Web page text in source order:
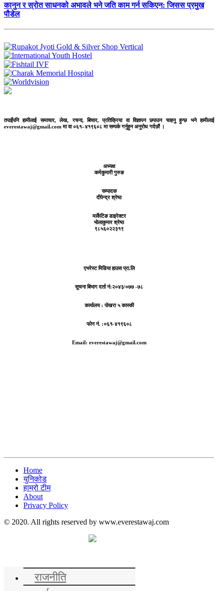
कानुन र स्रोत साधनको अभावले भने जति काम गर्न सकिएन: जिसस प्रमुख
पौडेल
तपाईंपनि हामीलाई समाचार, लेख, रचना, बिचार, प्रतिक्रिया वा विज्ञापन छपाउन चाहनु हुन्छ भने हामीलाई
everestawaj@gmail.com मा वा ०६१–४१९६०८ मा सम्पर्क गर्नुहुन अनुरोध गर्दछौं ।
अध्यक्ष
कर्मकुमारी गुरुङ
सम्पादक
दीपेन्द्र श्रेष्ठ
मार्केटिङ डाइरेक्टर
भोलाकुमार श्रेष्ठ
९८५६०२२३१९
एभरेस्ट मिडिया हाउस प्रा.लि
सूचना बिभाग दर्ता नं:२०४३/०७७ -७८
कार्यालय :पोखरा ५ कास्की
फोन नं. :०६१-४१९६०८
Email: everestawaj@gmail.com
Home
युनिकोड
हाम्रो टीम
About
Privacy Policy
© 2020. All rights reserved by www.everestawaj.com
राजनीति